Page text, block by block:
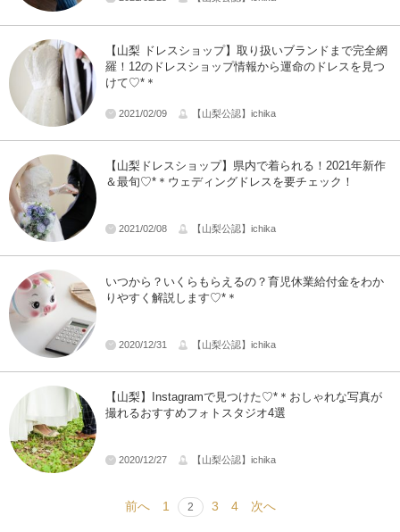
【山梨 ドレスショップ】取り扱いブランドまで完全網
羅！12のドレスショップ情報から運命のドレスを見つ
けて♡*＊
2021/02/09 【山梨公認】ichika
【山梨ドレスショップ】県内で着られる！2021年新作
＆最旬♡*＊ウェディングドレスを要チェック！
2021/02/08 【山梨公認】ichika
いつから？いくらもらえるの？育児休業給付金をわか
りやすく解説します♡*＊
2020/12/31 【山梨公認】ichika
【山梨】Instagramで見つけた♡*＊おしゃれな写真が
撮れるおすすめフォトスタジオ4選
2020/12/27 【山梨公認】ichika
前へ 1 2 3 4 次へ